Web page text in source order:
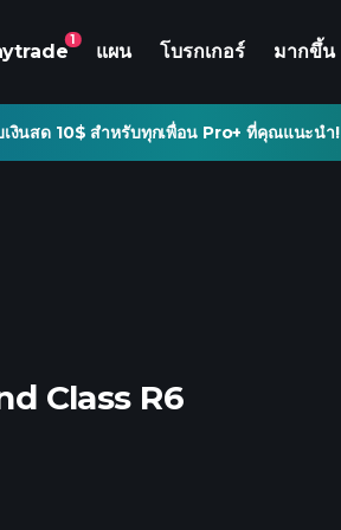
1
แผน โบรกเกอร์ มากขึ้น
เงินสด 10$ สำหรับทุกเพื่อน Pro+ ที่คุณแนะนำ!
Class R6